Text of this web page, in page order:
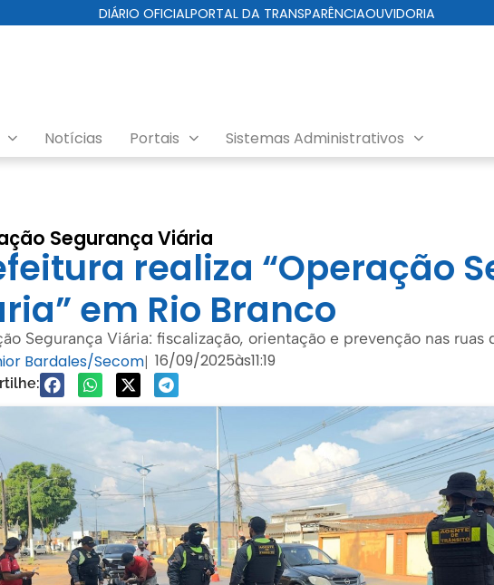
DIÁRIO OFICIALPORTAL DA TRANSPARÊNCIAOUVIDORIA
Notícias Portais Sistemas Administrativos
Segurança Viária
realiza “Operação
em Rio Branco
Segurança Viária: fiscalização, orientação e prevenção nas ruas
Bardales/Secom| 16/09/2025às11:19